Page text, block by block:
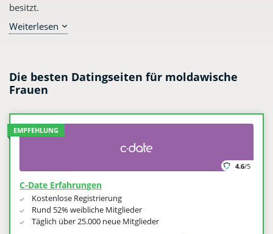
besitzt.
Viele dieser Frauen warten auf ein neues Leben mit einem
Land zu sein. Doch die Frauen aus Moldawien haben viele
Vorzüge, die es in sich haben. Welcher Anbieter hat in
kennenzulernen?
Weiterlesen
Die besten Datingseiten für moldawische
Frauen
EMPFEHLUNG
4.6/5
C-Date Erfahrungen
Kostenlose Registrierung
Rund 52% weibliche Mitglieder
Täglich über 25.000 neue Mitglieder